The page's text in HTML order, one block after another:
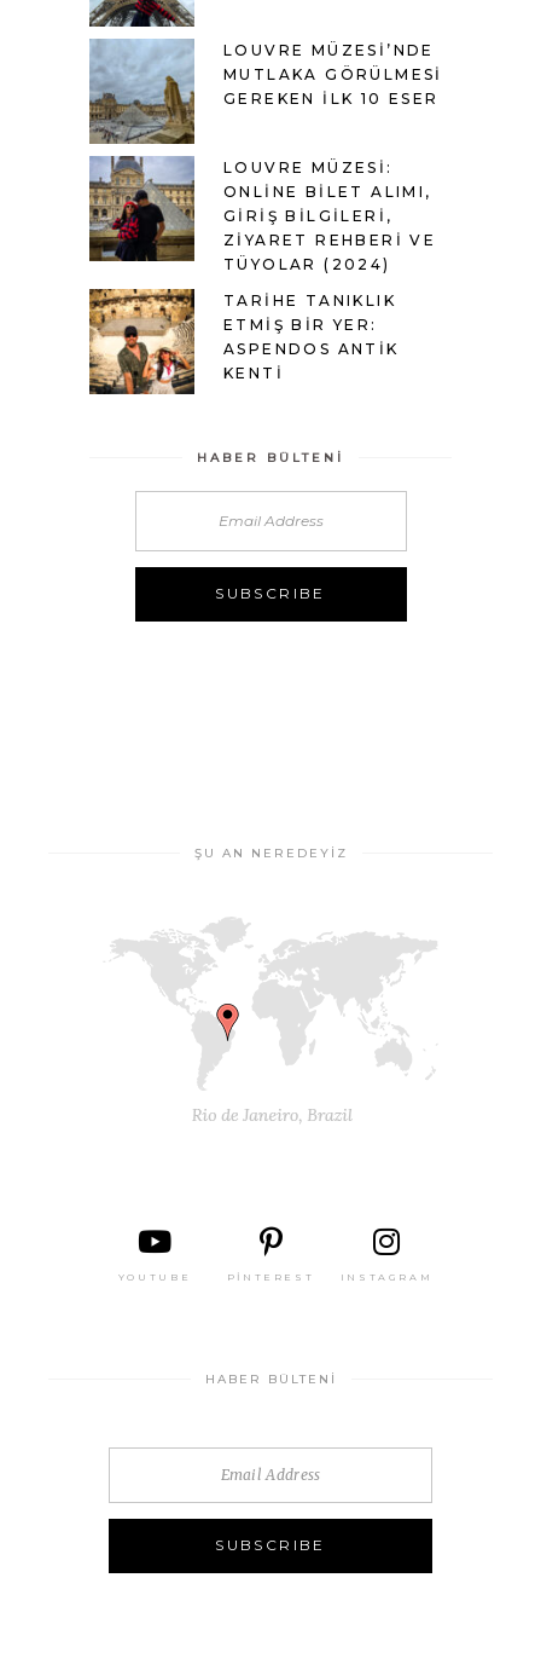
LOUVRE MÜZESI’NDE
MUTLAKA GÖRÜLMESI
GEREKEN İLK 10 ESER
LOUVRE MÜZESI:
ONLINE BILET ALIMI,
GIRIŞ BILGILERI,
ZIYARET REHBERI VE
TÜYOLAR (2024)
TARIHE TANIKLIK
ETMIŞ BIR YER:
ASPENDOS ANTIK
KENTI
HABER BÜLTENI
ŞU AN NEREDEYIZ
YOUTUBE PINTEREST INSTAGRAM
HABER BÜLTENI